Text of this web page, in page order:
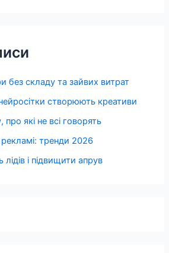
без складу та зайвих витрат
створюють креативи
які не всі говорять
тренди 2026
лідів і підвищити апрув